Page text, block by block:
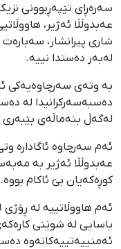
سەرەڕای تێپەڕبوونی
عەبدوڵڵا ئەژیر،
شاری پیرانشار، سەبارەت
لەبەر دەستدا نییە.
بە وتەی سەرچاوەیەکی
دەسبەسەرکرانیدا لە
لەگەڵ بنەماڵەی بێبەری
ئەم سەرچاوە ئاگادارە
عەبدوڵڵا ئەژیر بە
کوڕەکەیان بێ ئاکام بووە.
یاسایی لە شوێنی
ئەمنییەتییەکانەوە